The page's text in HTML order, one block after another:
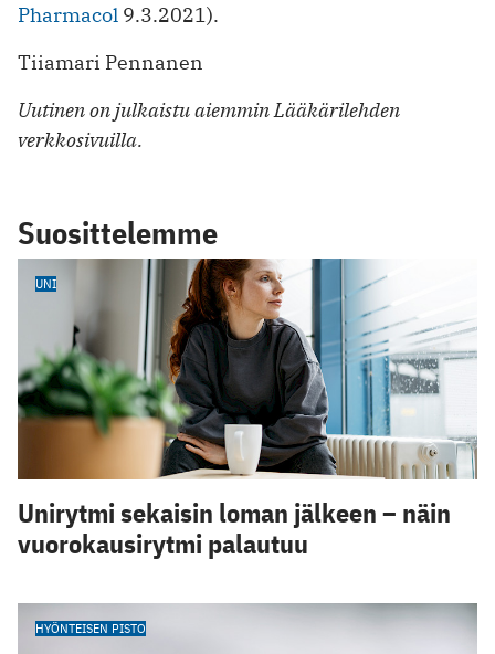
Pharmacol 9.3.2021).
Tiiamari Pennanen
Uutinen on julkaistu aiemmin Lääkärilehden
verkkosivuilla.
Suosittelemme
UNI
Unirytmi sekaisin loman jälkeen – näin
vuorokausirytmi palautuu
HYÖNTEISEN PISTO